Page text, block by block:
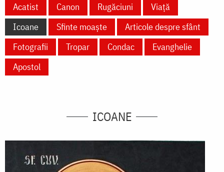
Acatist Canon Rugăciuni
Viață
Icoane
Sfinte moaște
Articole despre sfânt
Fotografii
Tropar Condac
Evanghelie
Apostol
ICOANE